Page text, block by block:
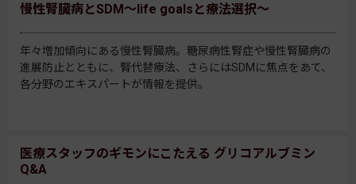
慢性腎臓病とSDM～life goalsと療法選択～
年々増加傾向にある慢性腎臓病。糖尿病性腎症や慢性腎臓病の
進展防止とともに、腎代替療法、さらにはSDMに焦点をあて、
各分野のエキスパートが情報を提供。
医療スタッフのギモンにこたえる グリコアルブミン
Q&A